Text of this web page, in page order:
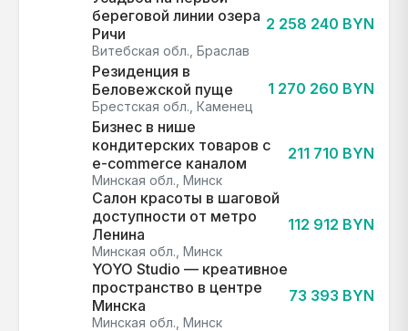
береговой линии озера
Ричи
Витебская обл., Браслав
2 258 240 BYN
Резиденция в
Беловежской пуще
Брестская обл., Каменец
1 270 260 BYN
Бизнес в нише
кондитерских товаров с
e-commerce каналом
Минская обл., Минск
211 710 BYN
Салон красоты в шаговой
доступности от метро
Ленина
Минская обл., Минск
112 912 BYN
YOYO Studio — креативное
пространство в центре
Минска
Минская обл., Минск
73 393 BYN